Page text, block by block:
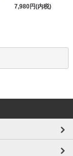
7,980円(内税)